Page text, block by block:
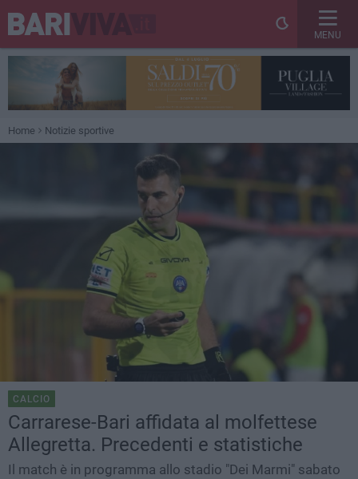
MENU
Home Notizie sportive
CALCIO
Carrarese-Bari affidata al molfettese
Allegretta. Precedenti e statistiche
Il match è in programma allo stadio "Dei Marmi" sabato